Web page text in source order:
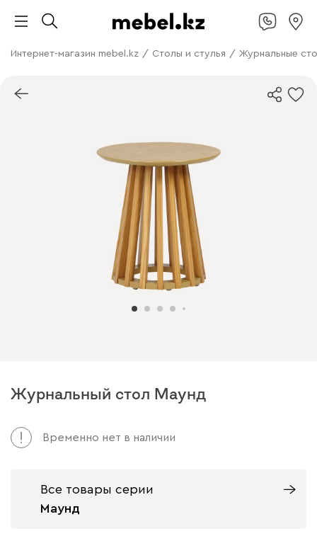
Интернет-магазин mebel.kz / Столы и стулья / Журнальные
Журнальный стол Маунд
Временно нет в наличии
Все товары серии
Маунд